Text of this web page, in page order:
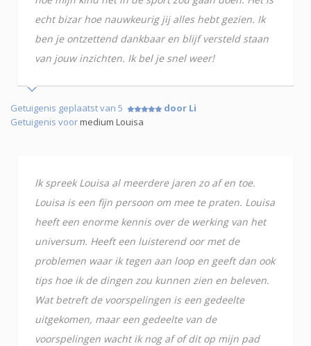
echt bizar hoe nauwkeurig jij alles hebt gezien. Ik
ben je ontzettend dankbaar en blijf versteld staan
van jouw inzichten. Ik bel je snel weer!
Getuigenis geplaatst van 5
door Li
Getuigenis voormedium Louisa
Ik spreek Louisa al meerdere jaren zo af en toe.
Louisa is een fijn persoon om mee te praten. Louisa
heeft een enorme kennis over de werking van het
universum. Heeft een luisterend oor met de
problemen waar ik tegen aan loop en geeft dan ook
tips hoe ik de dingen zou kunnen zien en beleven.
Wat betreft de voorspelingen is een gedeelte
uitgekomen, maar een gedeelte van de
voorspelingen wacht ik nog af of dit op mijn pad